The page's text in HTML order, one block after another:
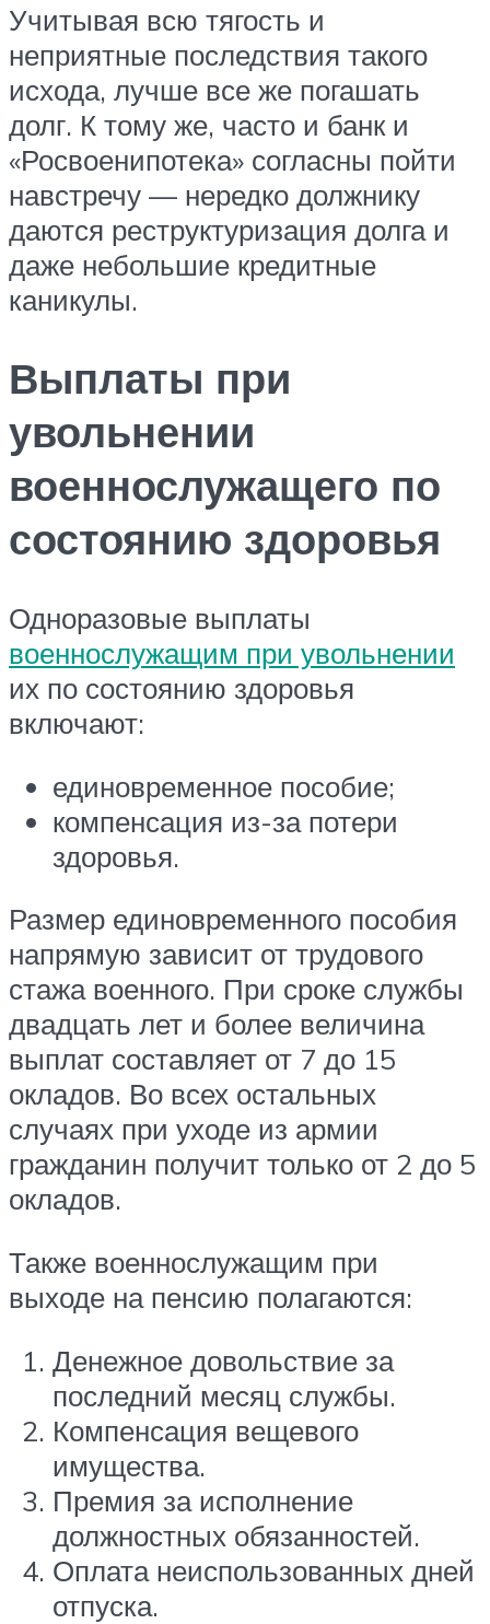
Учитывая всю тягость и
неприятные последствия такого
исхода, лучше все же погашать
долг. К тому же, часто и банк и
«Росвоенипотека» согласны пойти
навстречу — нередко должнику
даются реструктуризация долга и
даже небольшие кредитные
каникулы.
Выплаты при
увольнении
военнослужащего по
состоянию здоровья
Одноразовые выплаты
военнослужащим при увольнении
их по состоянию здоровья
включают:
единовременное пособие;
компенсация из-за потери
здоровья.
Размер единовременного пособия
напрямую зависит от трудового
стажа военного. При сроке службы
двадцать лет и более величина
выплат составляет от 7 до 15
окладов. Во всех остальных
случаях при уходе из армии
гражданин получит только от 2 до 5
окладов.
Также военнослужащим при
выходе на пенсию полагаются:
Денежное довольствие за
последний месяц службы.
Компенсация вещевого
имущества.
Премия за исполнение
должностных обязанностей.
Оплата неиспользованных дней
отпуска.